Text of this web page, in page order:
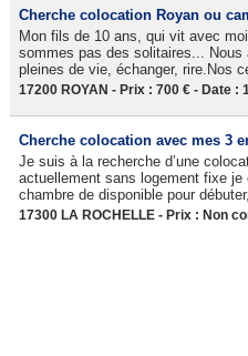
Cherche colocation Royan ou
Mon fils de 10 ans, qui vit avec
sommes pas des solitaires... Nous
pleines de vie, échanger, rire.Nos
17200 ROYAN - Prix : 700 € - Date :
Cherche colocation avec mes 3
Je suis à la recherche d’une
actuellement sans logement fixe
chambre de disponible pour
17300 LA ROCHELLE - Prix : Non